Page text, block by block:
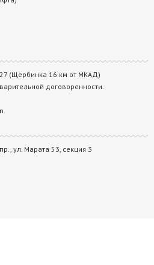
(Щербинка 16 км от МКАД)
договоренности.
ул. Марата 53, секция 3